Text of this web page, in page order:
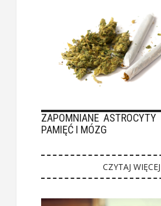
ZAPOMNIANE
PAMIĘĆ I MÓZG
CZYTAJ WIĘCEJ